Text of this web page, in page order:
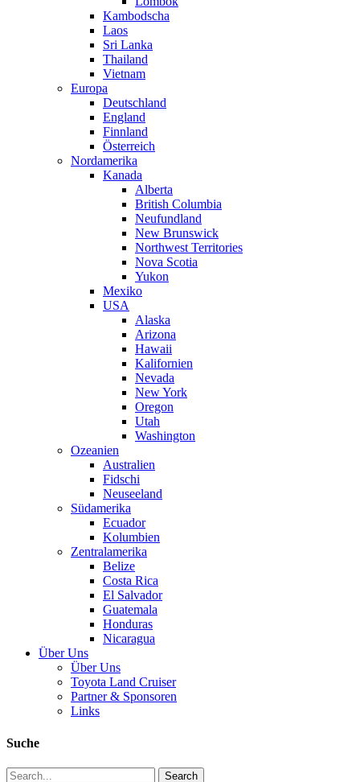
Kambodscha
Laos
Sri Lanka
Thailand
Vietnam
Europa
Deutschland
England
Finnland
Österreich
Nordamerika
Kanada
Alberta
British Columbia
Neufundland
New Brunswick
Northwest Territories
Nova Scotia
Yukon
Mexiko
USA
Alaska
Arizona
Hawaii
Kalifornien
Nevada
New York
Oregon
Utah
Washington
Ozeanien
Australien
Fidschi
Neuseeland
Südamerika
Ecuador
Kolumbien
Zentralamerika
Belize
Costa Rica
El Salvador
Guatemala
Honduras
Nicaragua
Über Uns
Über Uns
Toyota Land Cruiser
Partner & Sponsoren
Links
Suche